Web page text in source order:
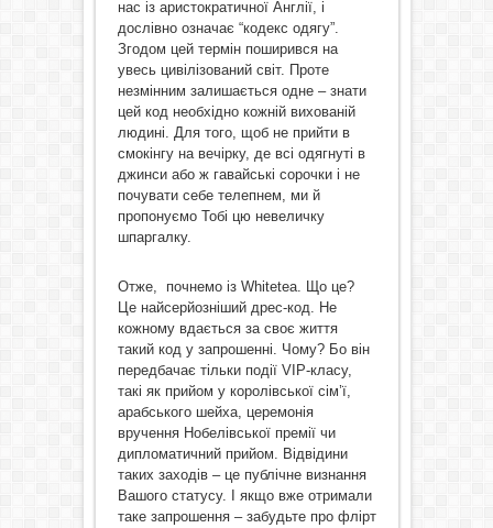
нас із аристократичної Англії, і
дослівно означає “кодекс одягу”.
Згодом цей термін поширився на
увесь цивілізований світ. Проте
незмінним залишається одне – знати
цей код необхідно кожній вихованій
людині. Для того, щоб не прийти в
смокінгу на вечірку, де всі одягнуті в
джинси або ж гавайські сорочки і не
почувати себе телепнем, ми й
пропонуємо Тобі цю невеличку
шпаргалку.
Отже, почнемо із Whitetea. Що це?
Це найсерйозніший дрес-код. Не
кожному вдається за своє життя
такий код у запрошенні. Чому? Бо він
передбачає тільки події VIP-класу,
такі як прийом у королівської сім’ї,
арабського шейха, церемонія
вручення Нобелівської премії чи
дипломатичний прийом. Відвідини
таких заходів – це публічне визнання
Вашого статусу. І якщо вже отримали
таке запрошення – забудьте про флірт